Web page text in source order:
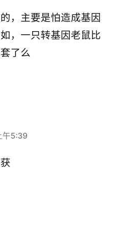
，主要是怕造成基因
，一只转基因老鼠比
了么
午5:39